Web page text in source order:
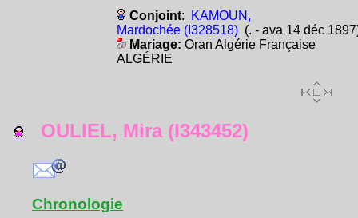
Conjoint:
KAMOUN,
Mardochée (I328518)(. - ava 14 déc
Mariage: Oran Algérie Française
ALGÉRIE
OULIEL, Mira (I343452)
Chronologie